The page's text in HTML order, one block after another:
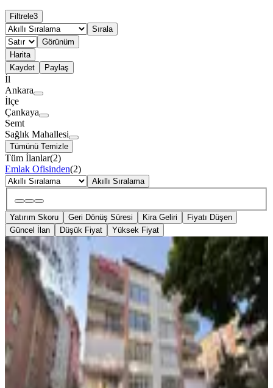
Filtrele3
Sırala
Görünüm
Harita
Kaydet
Paylaş
İl
Ankara
İlçe
Çankaya
Semt
Sağlık Mahallesi
Tümünü Temizle
Tüm İlanlar(2)
Emlak Ofisinden(2)
Akıllı Sıralama
Yatırım Skoru Geri Dönüş Süresi Kira Geliri
Fiyatı Düşen
Güncel İlan
Düşük Fiyat Yüksek Fiyat
KOMBİLİ
Satılık, Tuna Cad.4+1 Asansörlü ,önü
Çankaya, Sağlık Mahallesi
4+1·155 m² ·1. Kat 13.05.2026
8.100.000 ₺Geri Dönüş: 14 yıl